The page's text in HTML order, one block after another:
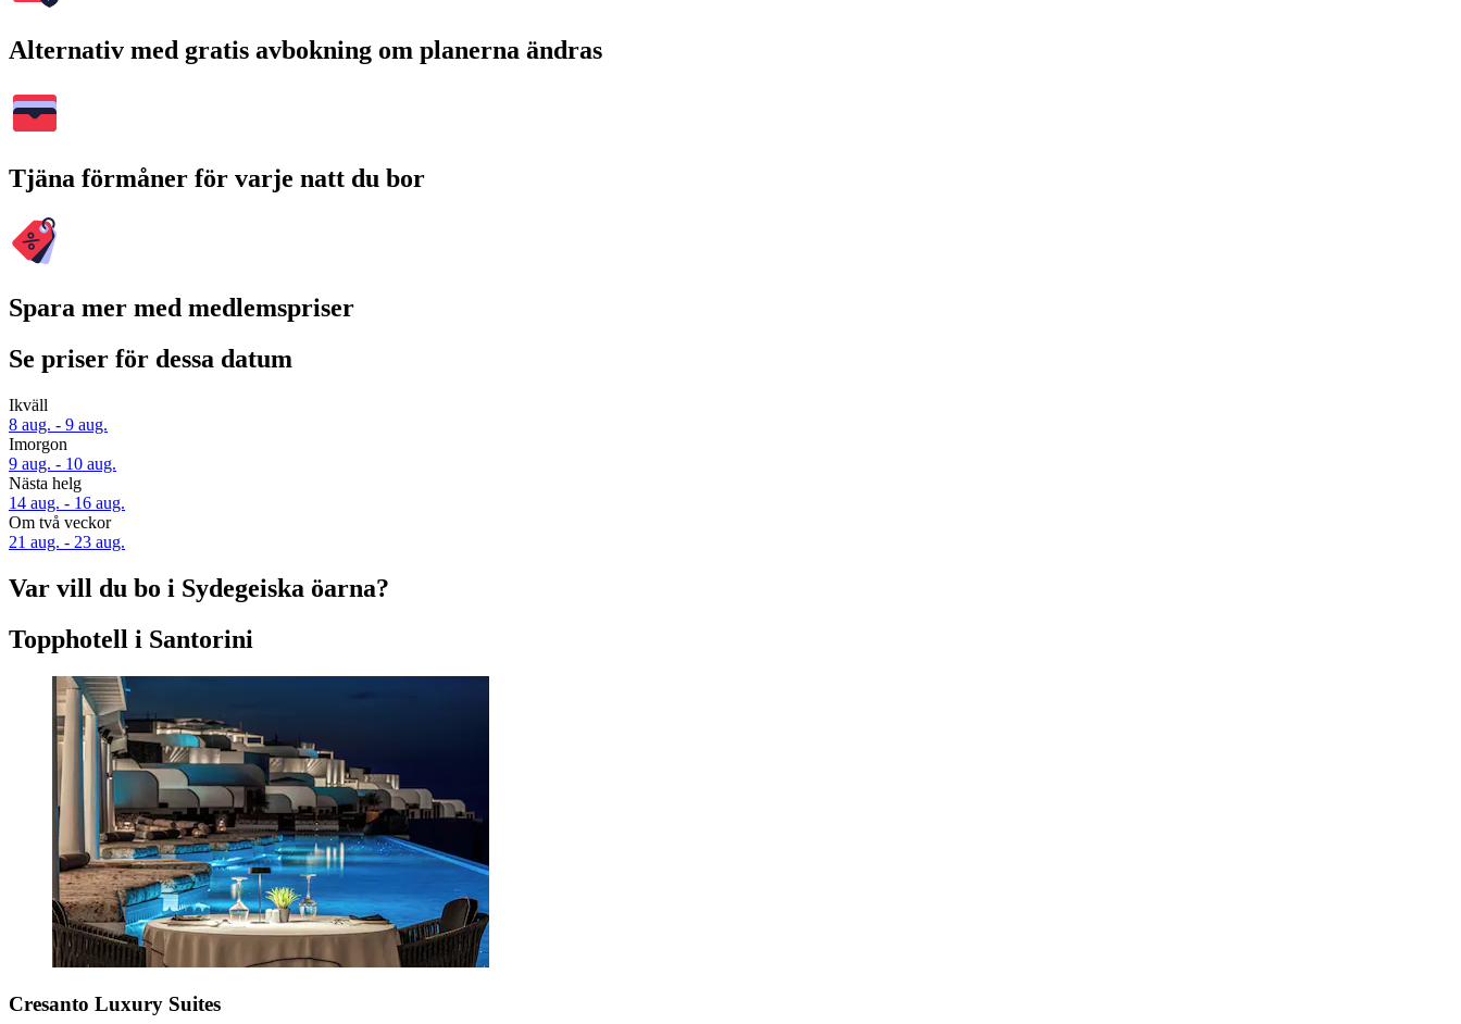
Alternativ med gratis avbokning om planerna ändras
Tjäna förmåner för varje natt du bor
Spara mer med medlemspriser
Se priser för dessa datum
Ikväll
8 aug. - 9 aug.
Imorgon
9 aug. - 10 aug.
Nästa helg
14 aug. - 16 aug.
Om två veckor
21 aug. - 23 aug.
Var vill du bo i Sydegeiska öarna?
Topphotell i Santorini
Cresanto Luxury Suites